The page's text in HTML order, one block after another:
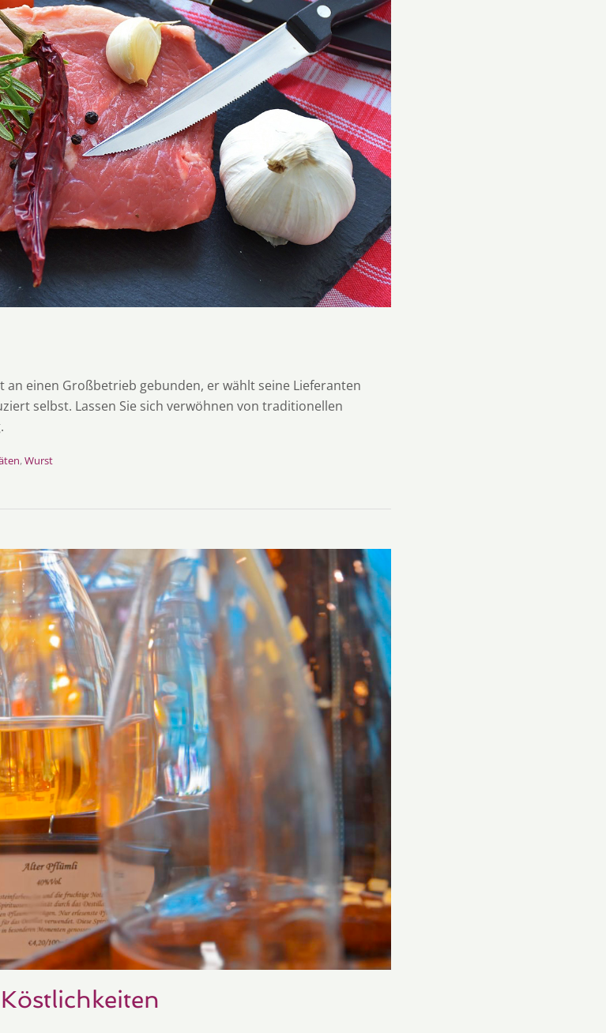
an einen Großbetrieb gebunden, er wählt seine Lieferanten
selbst. Lassen Sie sich verwöhnen von traditionellen
,Wurst